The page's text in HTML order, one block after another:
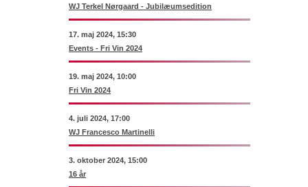
WJ Terkel Nørgaard - Jubilæumsedition
17. maj 2024, 15:30
Events - Fri Vin 2024
19. maj 2024, 10:00
Fri Vin 2024
4. juli 2024, 17:00
WJ Francesco Martinelli
3. oktober 2024, 15:00
16 år